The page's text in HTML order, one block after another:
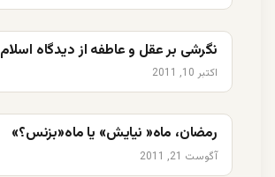
نگرشی بر عقل و عاطفه از دیدگاه اسلام
اکتبر 10, 2011
رمضان، ماه« نیایش» یا ماه«بزنس؟»
آگوست 21, 2011